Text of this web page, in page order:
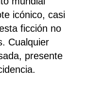
icónico, casi
ficción no
Cualquier
presente